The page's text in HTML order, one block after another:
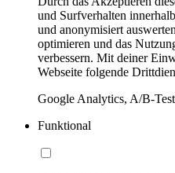
und Surfverhalten
und anonymisiert
optimieren und das
verbessern. Mit deiner
Webseite folgende
Google Analytics, A/B-
Funktional